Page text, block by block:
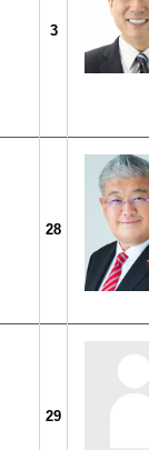
3
28
29